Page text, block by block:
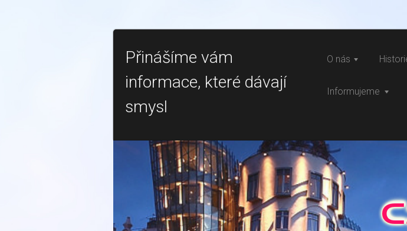
Přinášíme vám
informace, které dávají
smysl
O nás
Informujeme